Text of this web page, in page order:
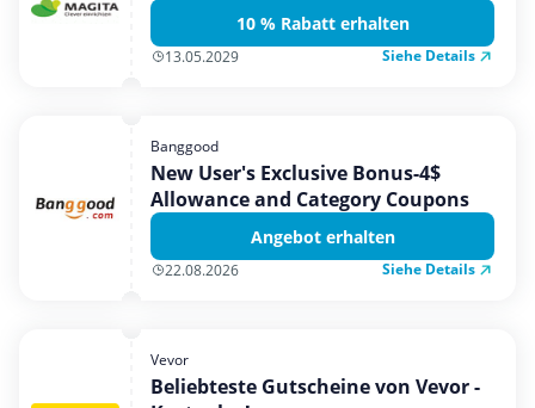
10 % Rabatt erhalten
13.05.2029 Siehe Details
Banggood
New User's Exclusive Bonus-4$
Allowance and Category Coupons
Angebot erhalten
22.08.2026 Siehe Details
Vevor
Beliebteste Gutscheine von Vevor -